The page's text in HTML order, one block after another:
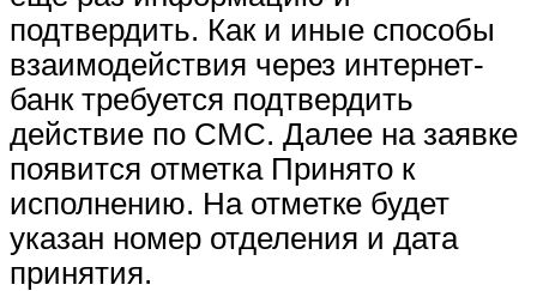
подтвердить. Как и иные способы
взаимодействия через интернет-
банк требуется подтвердить
действие по СМС. Далее на заявке
появится отметка Принято к
исполнению. На отметке будет
указан номер отделения и дата
принятия.